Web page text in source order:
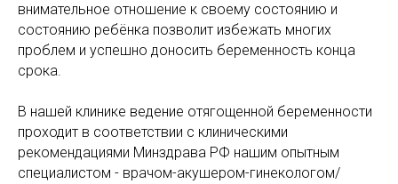
внимательное отношение к своему состоянию и
состоянию ребёнка позволит избежать многих
проблем и успешно доносить беременность конца
срока.
В нашей клинике ведение отягощенной беременности
проходит в соответствии с клиническими
рекомендациями Минздрава РФ нашим опытным
специалистом - врачом-акушером-гинекологом/